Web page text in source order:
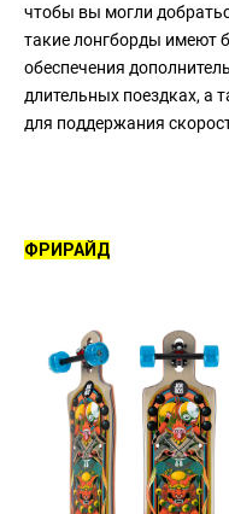
чтобы вы могли
такие лонгборды имеют
обеспечения
длительных поездках, а
для поддержания
ФРИРАЙД